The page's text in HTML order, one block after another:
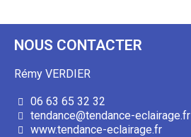
NOUS CONTACTER
Rémy VERDIER
06 63 65 32 32
tendance@tendance-eclairage.fr
www.tendance-eclairage.fr